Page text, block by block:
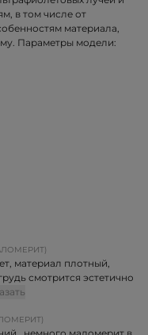
в том числе от
материала,
Параметры модели:
материал плотный,
смотрится эстетично